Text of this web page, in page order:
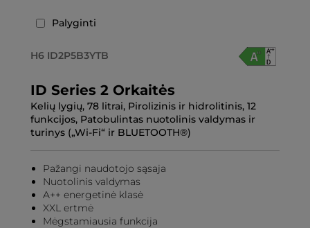
Palyginti
H6 ID2P5B3YTB
ID Series 2 Orkaitės
Kelių lygių, 78 litrai, Pirolizinis ir hidrolitinis, 12
funkcijos, Patobulintas nuotolinis valdymas ir
turinys („Wi-Fi“ ir BLUETOOTH®)
Pažangi naudotojo sąsaja
Nuotolinis valdymas
A++ energetinė klasė
XXL ertmė
Mėgstamiausia funkcija